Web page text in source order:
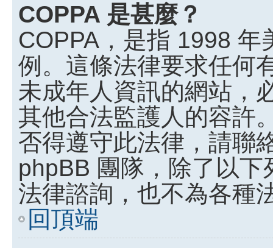
COPPA 是甚麼？
COPPA，是指 1998
例。這條法律要求任何
未成年人資訊的網站，
其他合法監護人的容許
否得遵守此法律，請聯
phpBB 團隊，除了以
法律諮詢，也不為各種
回頂端